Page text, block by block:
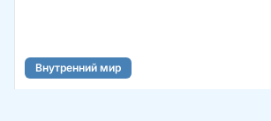
Внутренний мир